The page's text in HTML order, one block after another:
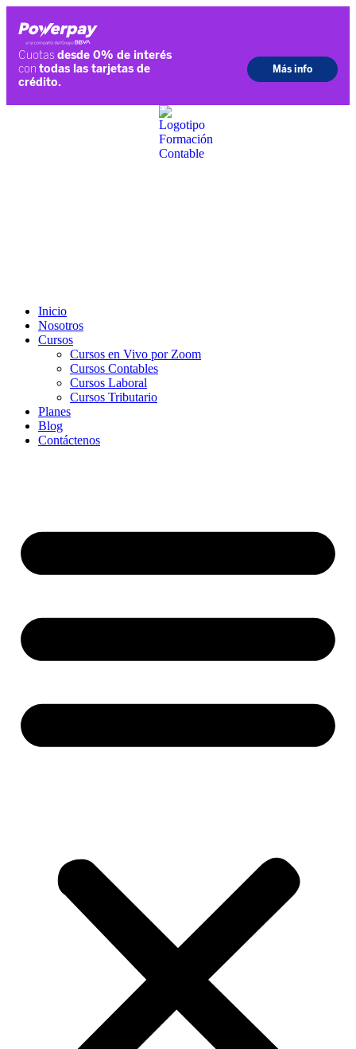
Inicio
Nosotros
Cursos
Cursos en Vivo por Zoom
Cursos Contables
Cursos Laboral
Cursos Tributario
Planes
Blog
Contáctenos